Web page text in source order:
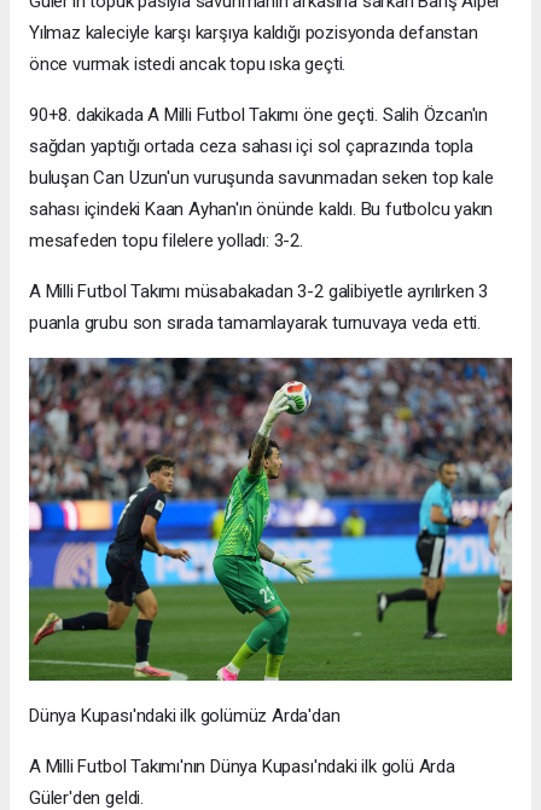
Yılmaz kaleciyle karşı karşıya kaldığı pozisyonda defanstan
önce vurmak istedi ancak topu ıska geçti.
90+8. dakikada A Milli Futbol Takımı öne geçti. Salih Özcan'ın
sağdan yaptığı ortada ceza sahası içi sol çaprazında topla
buluşan Can Uzun'un vuruşunda savunmadan seken top kale
sahası içindeki Kaan Ayhan'ın önünde kaldı. Bu futbolcu yakın
mesafeden topu filelere yolladı: 3-2.
A Milli Futbol Takımı müsabakadan 3-2 galibiyetle ayrılırken 3
puanla grubu son sırada tamamlayarak turnuvaya veda etti.
Dünya Kupası'ndaki ilk golümüz Arda'dan
A Milli Futbol Takımı'nın Dünya Kupası'ndaki ilk golü Arda
Güler'den geldi.